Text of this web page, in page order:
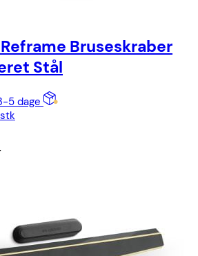
Bruseskraber
Stål
5 dage